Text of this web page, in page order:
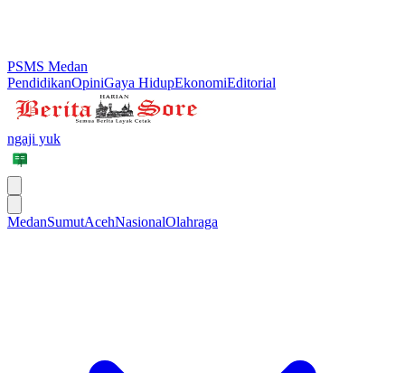
PSMS Medan
PendidikanOpiniGaya HidupEkonomiEditorial
ngaji yuk
MedanSumutAcehNasionalOlahraga